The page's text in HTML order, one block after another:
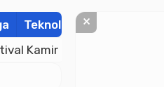
Teknologi
Kamir
×